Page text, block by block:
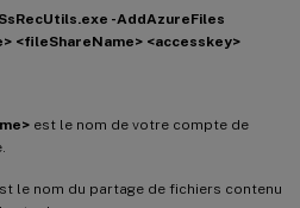
SsRecUtils.exe -AddAzureFiles
<fileShareName> <accesskey>
est le nom de votre compte de
le nom du partage de fichiers contenu